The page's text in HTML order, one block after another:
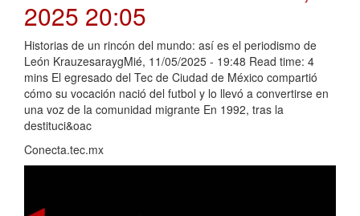
2025 20:05
Historias de un rincón del mundo: así es el periodismo de
León KrauzesaraygMié, 11/05/2025 - 19:48 Read time: 4
mins El egresado del Tec de Ciudad de México compartió
cómo su vocación nació del futbol y lo llevó a convertirse en
una voz de la comunidad migrante En 1992, tras la
destituci&oac
Conecta.tec.mx